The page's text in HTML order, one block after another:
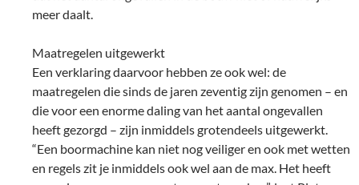
meer daalt.
Maatregelen uitgewerkt
Een verklaring daarvoor hebben ze ook wel: de
maatregelen die sinds de jaren zeventig zijn genomen – en
die voor een enorme daling van het aantal ongevallen
heeft gezorgd – zijn inmiddels grotendeels uitgewerkt.
“Een boormachine kan niet nog veiliger en ook met wetten
en regels zit je inmiddels ook wel aan de max. Het heeft